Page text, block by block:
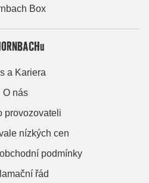
Box
a Kariera
O nás
provozovateli
nízkých cen
podmínky
řád